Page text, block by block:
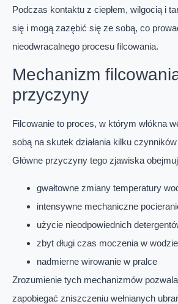
Podczas kontaktu z ciepłem, wilgocią i
się i mogą zazębić się ze sobą, co
nieodwracalnego procesu filcowania.
Mechanizm
przyczyny
Filcowanie to proces, w którym włókna
sobą na skutek działania kilku
Główne przyczyny tego zjawiska
gwałtowne zmiany temperatury
intensywne mechaniczne
użycie nieodpowiednich
zbyt długi czas moczenia w wodzie
nadmierne wirowanie w pralce
Zrozumienie tych mechanizmów
zapobiegać zniszczeniu wełnianych